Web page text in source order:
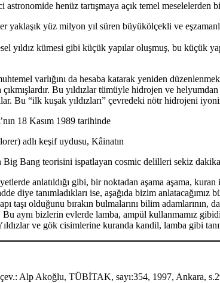
astronomide henüz tartışmaya açık temel
yaklaşık yüz milyon yıl süren büyükölçekli ve
yıldız kümesi gibi küçük yapılar oluşmuş, bu
varlığını da hesaba katarak yeniden
Bu yıldızlar tümüyle hidrojen ve
Bu “ilk kuşak yıldızları” çevredeki nötr hidrojeni
18 Kasım 1989 tarihinde
adlı keşif uydusu, Kâinatın
Bang teorisini ispatlayan cosmic delilleri sekiz
anlatıldığı gibi, bir noktadan aşama aşama,
diye tanımladıkları ise, aşağıda bizim anlatacağımız
taşı olduğunu bırakın bulmalarını bilim adamlarının,
aynı bizlerin evlerde lamba, ampül kullanmamız
ve gök cisimlerine kuranda kandil, lamba gibi
Alp Akoğlu, TÜBİTAK, sayı:354, 1997, Ankara,